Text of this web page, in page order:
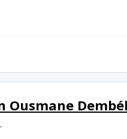
Ousmane